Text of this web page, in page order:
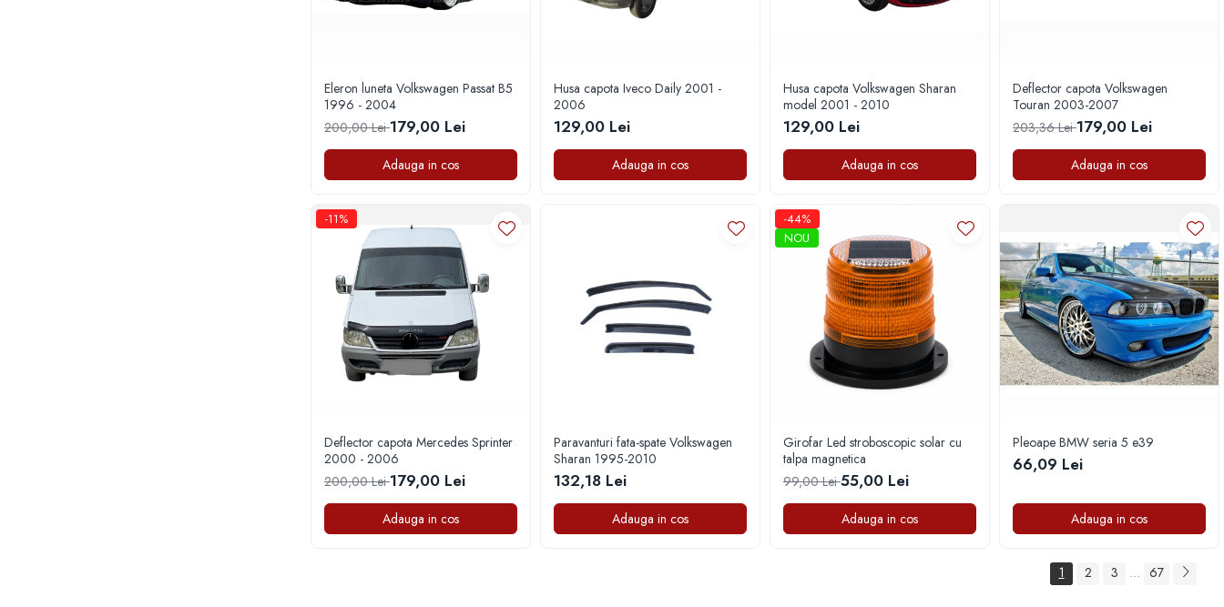
Eleron luneta Volkswagen Passat B5
1996 - 2004
200,00 Lei179,00 Lei
Adauga in cos
Husa capota Iveco Daily 2001 -
2006
129,00 Lei
Adauga in cos
Husa capota Volkswagen Sharan
model 2001 - 2010
129,00 Lei
Adauga in cos
Deflector capota Volkswagen
Touran 2003-2007
203,36 Lei179,00 Lei
Adauga in cos
-11%
Deflector capota Mercedes Sprinter
2000 - 2006
200,00 Lei179,00 Lei
Adauga in cos
Paravanturi fata-spate Volkswagen
Sharan 1995-2010
132,18 Lei
Adauga in cos
-44%
NOU
Girofar Led stroboscopic solar cu
talpa magnetica
99,00 Lei55,00 Lei
Adauga in cos
Pleoape BMW seria 5 e39
66,09 Lei
Adauga in cos
1 2 3 ... 67